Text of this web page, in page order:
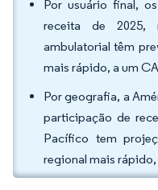
Por usuário final,
receita de 2025,
ambulatorial têm
mais rápido, a um
Por geografia, a
participação de
Pacífico tem
regional mais rápido,